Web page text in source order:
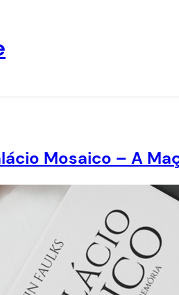
Mosaico – A